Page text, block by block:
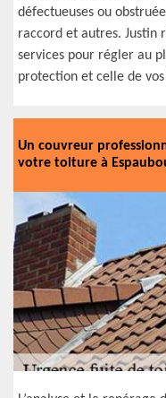
défectueuses ou
raccord et autres. Justin
services pour régler au
protection et celle de vos
Un couvreur
votre toiture à